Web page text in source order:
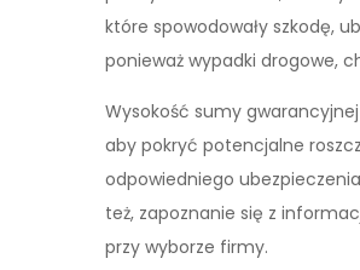
które spowodowały szkodę,
ponieważ wypadki drogowe,
Wysokość sumy
aby pokryć potencjalne
odpowiedniego
też, zapoznanie się z
przy wyborze firmy.